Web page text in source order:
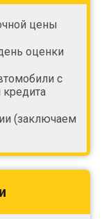
цены
оценки
с
(заключаем